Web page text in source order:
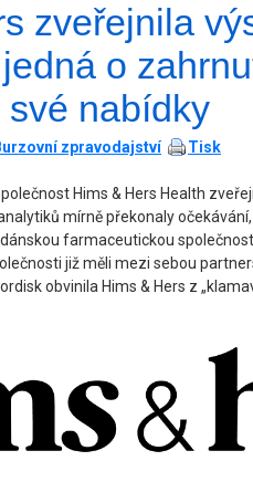
zveřejnila
o
nabídky
zpravodajství Tisk
Hims & Hers Health
mírně překonaly
farmaceutickou
již měli mezi sebou
obvinila Hims & Hers z